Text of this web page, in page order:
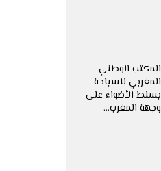
المكتب الوطني
المغربي للسياحة
يسلط الأضواء على
وجهة المغرب…